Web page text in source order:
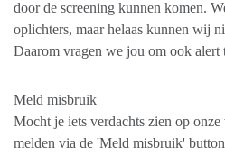
door de screening kunnen komen.
oplichters, maar helaas kunnen wij
Daarom vragen we jou om ook alert
Meld misbruik
Mocht je iets verdachts zien op
melden via de 'Meld misbruik'